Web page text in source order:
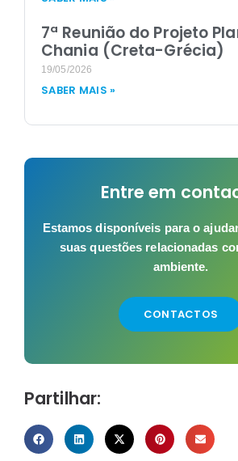
7ª Reunião do Projeto
Chania (Creta-Grécia)
19/05/2026
SABER MAIS »
Entre em
Estamos disponíveis para o
suas questões relacionadas
ambiente.
CONTACTOS
Partilhar: